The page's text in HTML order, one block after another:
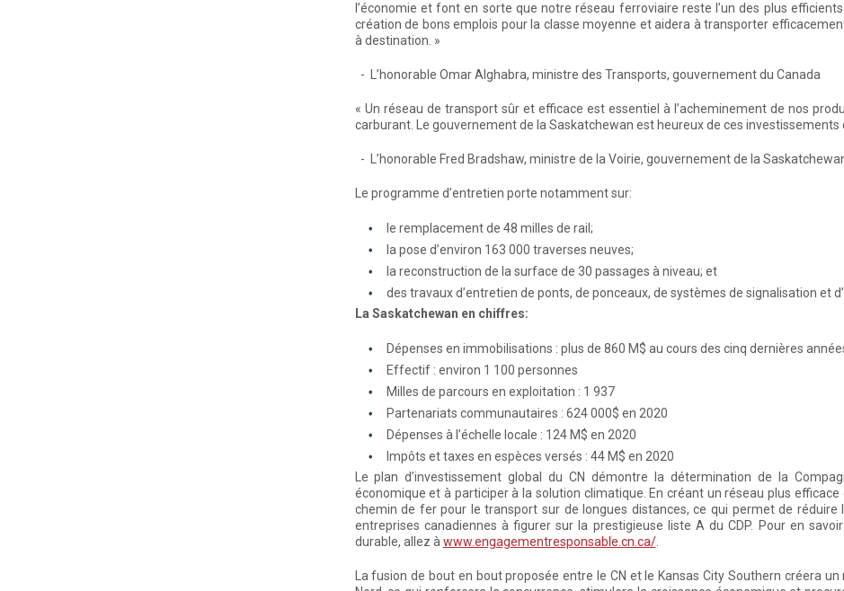
l’économie et font en sorte que notre réseau ferroviaire reste l’un des plus
création de bons emplois pour la classe moyenne et aidera à transporter
à destination. »
- L’honorable Omar Alghabra, ministre des Transports, gouvernement du Canada
« Un réseau de transport sûr et efficace est essentiel à l’acheminement de nos
carburant. Le gouvernement de la Saskatchewan est heureux de ces investissements
- L’honorable Fred Bradshaw, ministre de la Voirie, gouvernement de la
Le programme d’entretien porte notamment sur:
le remplacement de 48 milles de rail;
la pose d’environ 163 000 traverses neuves;
la reconstruction de la surface de 30 passages à niveau; et
des travaux d’entretien de ponts, de ponceaux, de systèmes de signalisation et
La Saskatchewan en chiffres:
Dépenses en immobilisations : plus de 860 M$ au cours des cinq dernières
Effectif : environ 1 100 personnes
Milles de parcours en exploitation : 1 937
Partenariats communautaires : 624 000$ en 2020
Dépenses à l’échelle locale : 124 M$ en 2020
Impôts et taxes en espèces versés : 44 M$ en 2020
Le plan d’investissement global du CN démontre la détermination de la
économique et à participer à la solution climatique. En créant un réseau plus
chemin de fer pour le transport sur de longues distances, ce qui permet de réduire
entreprises canadiennes à figurer sur la prestigieuse liste A du CDP. Pour en
durable, allez à www.engagementresponsable.cn.ca/.
La fusion de bout en bout proposée entre le CN et le Kansas City Southern créera